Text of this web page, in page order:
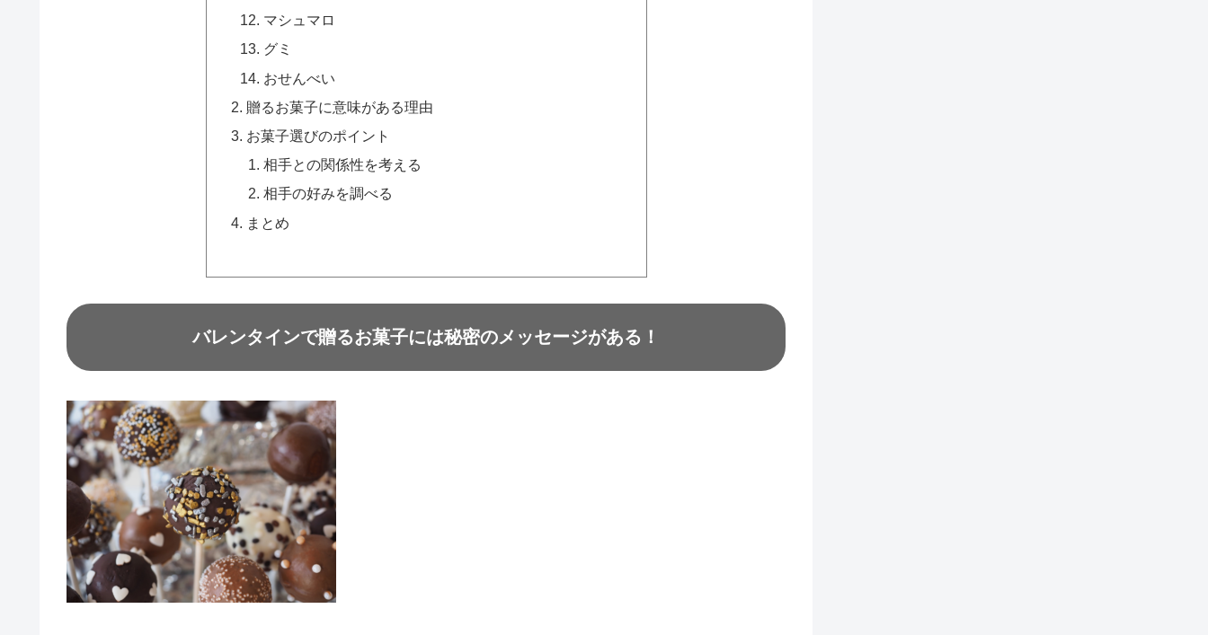
マシュマロ
グミ
おせんべい
贈るお菓子に意味がある理由
お菓子選びのポイント
相手との関係性を考える
相手の好みを調べる
まとめ
バレンタインで贈るお菓子には秘密のメッセージがある！